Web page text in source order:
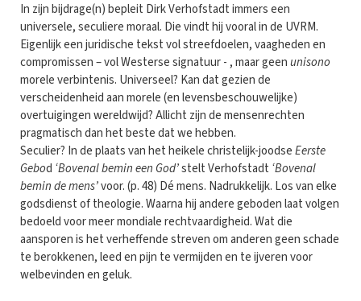
In zijn bijdrage(n) bepleit Dirk Verhofstadt immers een
universele, seculiere moraal. Die vindt hij vooral in de UVRM.
Eigenlijk een juridische tekst vol streefdoelen, vaagheden en
compromissen – vol Westerse signatuur - , maar geenunisono
morele verbintenis. Universeel? Kan dat gezien de
verscheidenheid aan morele (en levensbeschouwelijke)
overtuigingen wereldwijd? Allicht zijn de mensenrechten
pragmatisch dan het beste dat we hebben.
Seculier? In de plaats van het heikele christelijk-joodseEerste
Gebod ‘Bovenal bemin een God’stelt Verhofstadt ‘Bovenal
bemin de mens’voor. (p. 48) Dé mens. Nadrukkelijk. Los van elke
godsdienst of theologie. Waarna hij andere geboden laat volgen
bedoeld voor meer mondiale rechtvaardigheid. Wat die
aansporen is het verheffende streven om anderen geen schade
te berokkenen, leed en pijn te vermijden en te ijveren voor
welbevinden en geluk.